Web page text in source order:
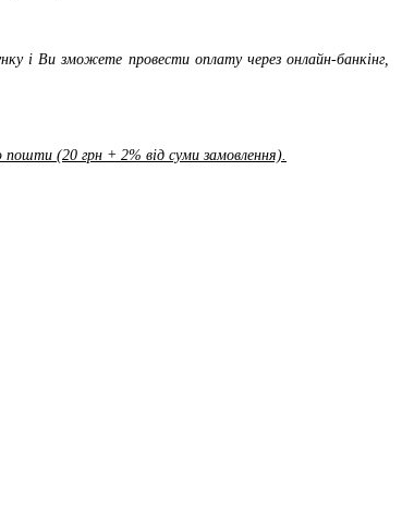
і Ви зможете провести оплату через онлайн-банкінг,
пошти (20 грн + 2% від суми замовлення).